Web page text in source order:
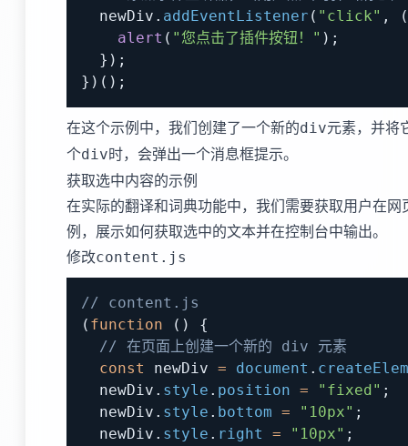
  newDiv
. addEventListener ( "click" ,
(
alert ( "您点击了插件按钮！" ) ;
} ) ;
} ) ( ) ;
在这个示例中，我们创建了一个新的div元素，并将
个div时，会弹出一个消息框提示。
获取选中内容的示例
在实际的翻译和词典功能中，我们需要获取用户在
例，展示如何获取选中的文本并在控制台中输出。
修改content.js
// content.js
( function ( )
{
// 在页面上创建一个新的 div 元素
const
newDiv = document .
  newDiv
. style . position = "fixed" ;
  newDiv
. style . bottom = "10px" ;
  newDiv
. style . right = "10px" ;